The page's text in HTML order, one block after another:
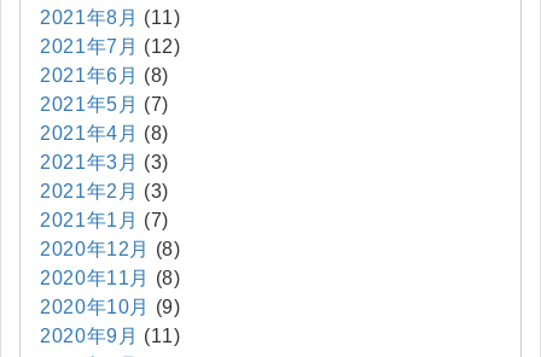
2021年8月 (11)
2021年7月 (12)
2021年6月 (8)
2021年5月 (7)
2021年4月 (8)
2021年3月 (3)
2021年2月 (3)
2021年1月 (7)
2020年12月
(8)
2020年11月
(8)
2020年10月
(9)
2020年9月 (11)